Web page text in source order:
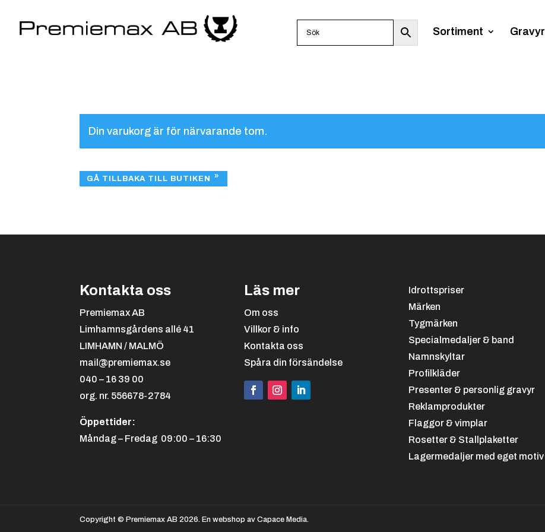
Sortiment Gravyr
Din varukorg är för närvarande tom.
GÅ TILLBAKA TILL BUTIKEN
Kontakta oss
Premiemax AB
Limhamnsgårdens allé 41
LIMHAMN / MALMÖ
mail@premiemax.se
040 – 16 39 00
org. nr. 556678-2784
Öppettider:
Måndag – Fredag 09:00 – 16:30
Läs mer
Om oss
Villkor & info
Kontakta oss
Spåra din försändelse
Idrottspriser
Märken
Tygmärken
Specialmedaljer & band
Namnskyltar
Profilkläder
Presenter & personlig gravyr
Reklamprodukter
Flaggor & vimplar
Rosetter & Stallplaketter
Lagermedaljer med eget motiv
Copyright © Premiemax AB 2026. En webshop av Capace Media.